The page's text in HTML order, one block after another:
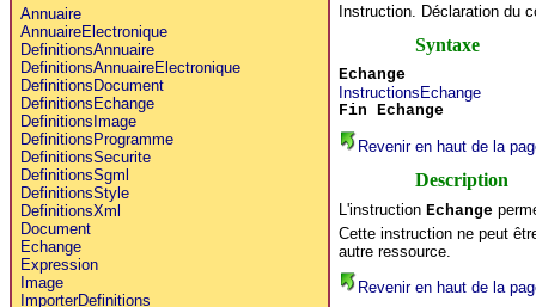
Annuaire
AnnuaireElectronique
DefinitionsAnnuaire
DefinitionsAnnuaireElectronique
DefinitionsDocument
DefinitionsEchange
DefinitionsImage
DefinitionsProgramme
DefinitionsSecurite
DefinitionsSgml
DefinitionsStyle
DefinitionsXml
Document
Echange
Expression
Image
ImporterDefinitions
Instruction. Déclaration du
Syntaxe
Echange
InstructionsEchange
Fin Echange
Revenir en haut de la
Description
L'instruction Echange
Cette instruction ne peut
autre ressource.
Revenir en haut de la